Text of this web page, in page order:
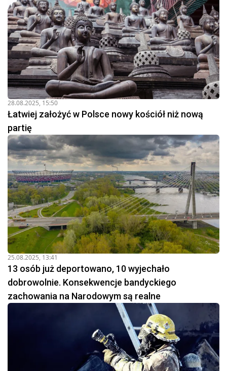
28.08.2025, 15:50
Łatwiej założyć w Polsce nowy kościół niż nową
partię
25.08.2025, 13:41
13 osób już deportowano, 10 wyjechało
dobrowolnie. Konsekwencje bandyckiego
zachowania na Narodowym są realne